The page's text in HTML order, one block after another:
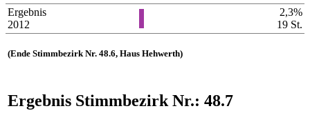
Ergebnis
2012
2,3%
19 St.
(Ende Stimmbezirk Nr. 48.6, Haus Hehwerth)
Ergebnis Stimmbezirk Nr.: 48.7